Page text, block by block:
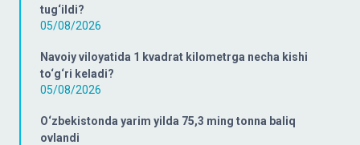
tug‘ildi?
05/08/2026
Navoiy viloyatida 1 kvadrat kilometrga necha kishi
to‘g‘ri keladi?
05/08/2026
O‘zbekistonda yarim yilda 75,3 ming tonna baliq
ovlandi